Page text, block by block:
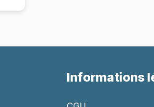
Informations